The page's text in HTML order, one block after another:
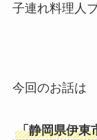
子連れ料理人
今回のお話は
「静岡県伊東